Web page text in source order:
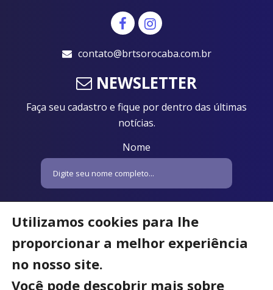
contato@brtsorocaba.com.br
NEWSLETTER
Faça seu cadastro e fique por dentro das últimas
notícias.
Nome
Email
Utilizamos cookies para lhe
proporcionar a melhor experiência
no nosso site.
Você pode descobrir mais sobre